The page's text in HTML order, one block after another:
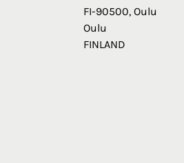
FI-90500, Oulu
Oulu
FINLAND